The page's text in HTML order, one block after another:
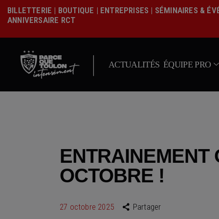
BILLETTERIE | BOUTIQUE | ENTREPRISES | SÉMINAIRES &
ANNIVERSAIRE RCT
| ACTUALITÉS ÉQUIPE PRO
ENTRAINEMENT
OCTOBRE !
27 octobre 2025 Partager